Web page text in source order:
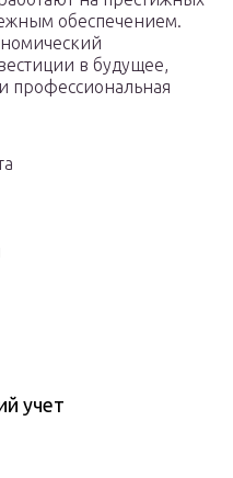
обеспечением.
в будущее,
профессиональная
учет